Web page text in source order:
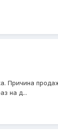
Причина
на д...